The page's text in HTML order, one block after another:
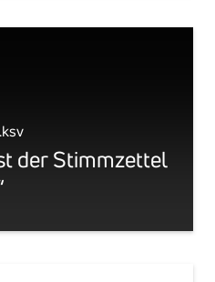
der Stimm­zettel